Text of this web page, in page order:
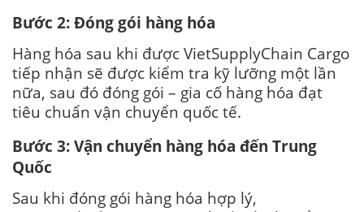
Bước 2: Đóng gói hàng hóa
Hàng hóa sau khi được VietSupplyChain Cargo
tiếp nhận sẽ được kiểm tra kỹ lưỡng một lần
nữa, sau đó đóng gói – gia cố hàng hóa đạt
tiêu chuẩn vận chuyển quốc tế.
Bước 3: Vận chuyển hàng hóa đến Trung
Quốc
Sau khi đóng gói hàng hóa hợp lý,